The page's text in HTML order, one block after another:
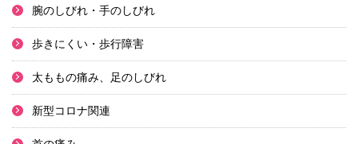
腕のしびれ・手のしびれ
歩きにくい・歩行障害
太ももの痛み、足のしびれ
新型コロナ関連